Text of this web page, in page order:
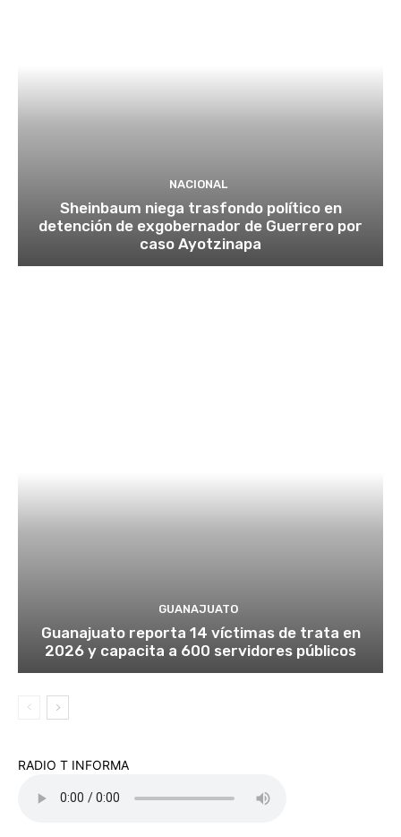
NACIONAL
Sheinbaum niega trasfondo político en
detención de exgobernador de Guerrero por
caso Ayotzinapa
GUANAJUATO
Guanajuato reporta 14 víctimas de trata en
2026 y capacita a 600 servidores públicos
RADIO T INFORMA